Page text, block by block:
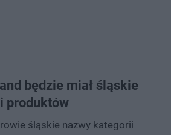
będzie miał śląskie
produktów
śląskie nazwy kategorii